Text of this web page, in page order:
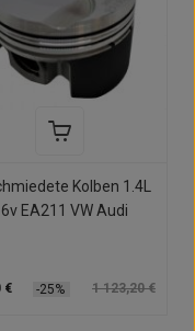
Kolben 1.4L
EA211 VW Audi
€ -25% 1 123,20 €